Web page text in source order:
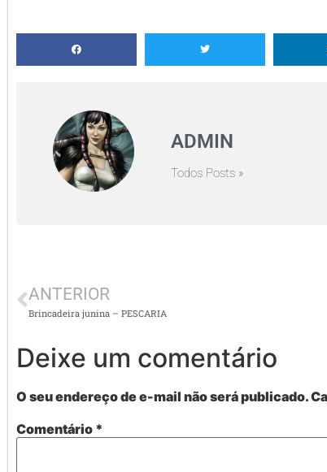
ADMIN
Todos Posts »
ANTERIOR
Brincadeira junina – PESCARIA
Deixe um comentário
O seu endereço de e-mail não será publicado.
Comentário *